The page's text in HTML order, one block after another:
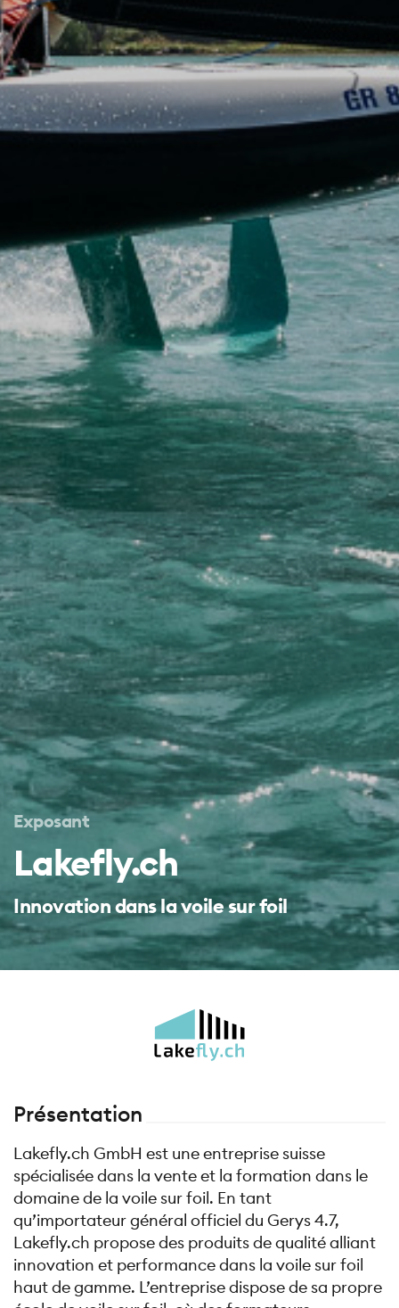
Exposant
Lakefly.ch
Innovation dans la voile sur foil
Présentation
Lakefly.ch GmbH est une entreprise suisse
spécialisée dans la vente et la formation dans le
domaine de la voile sur foil. En tant
qu’importateur général officiel du Gerys 4.7,
Lakefly.ch propose des produits de qualité alliant
innovation et performance dans la voile sur foil
haut de gamme. L’entreprise dispose de sa propre